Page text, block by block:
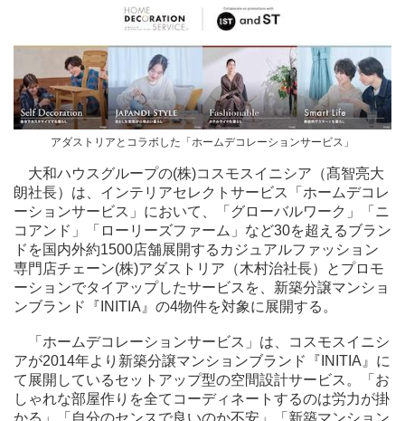
アダストリアとコラボした「ホームデコレーションサービス」
大和ハウスグループの(株)コスモスイニシア（髙智亮大
朗社長）は、インテリアセレクトサービス「ホームデコレ
ーションサービス」において、「グローバルワーク」「ニ
コアンド」「ローリーズファーム」など30を超えるブラン
ドを国内外約1500店舗展開するカジュアルファッション
専門店チェーン(株)アダストリア（木村治社長）とプロモ
ーションでタイアップしたサービスを、新築分譲マンショ
ンブランド『INITIA』の4物件を対象に展開する。
「ホームデコレーションサービス」は、コスモスイニシ
アが2014年より新築分譲マンションブランド『INITIA』に
て展開しているセットアップ型の空間設計サービス。「お
しゃれな部屋作りを全てコーディネートするのは労力が掛
かる」「自分のセンスで良いのか不安」「新築マンション